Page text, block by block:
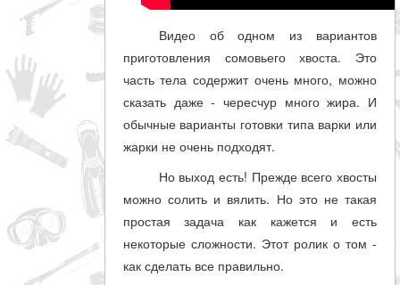
Видео об одном из вариантов
приготовления сомовьего хвоста. Это
часть тела содержит очень много, можно
сказать даже - чересчур много жира. И
обычные варианты готовки типа варки или
жарки не очень подходят.
Но выход есть! Прежде всего хвосты
можно солить и вялить. Но это не такая
простая задача как кажется и есть
некоторые сложности. Этот ролик о том -
как сделать все правильно.